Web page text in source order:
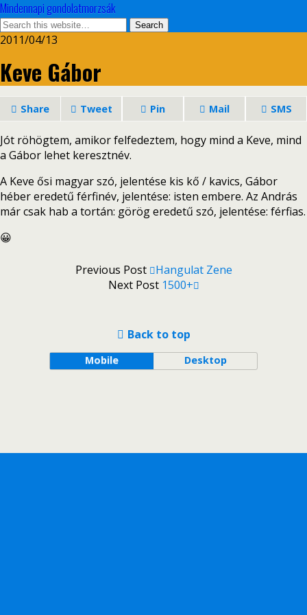
Mindennapi gondolatmorzsák
2011/04/13
Keve Gábor
Share Tweet Pin Mail SMS
Jót röhögtem, amikor felfedeztem, hogy mind a Keve, mind
a Gábor lehet keresztnév.
A Keve ősi magyar szó, jelentése kis kő / kavics, Gábor
héber eredetű férfinév, jelentése: isten embere. Az András
már csak hab a tortán: görög eredetű szó, jelentése: férfias.
😀
Previous Post
Hangulat Zene
Next Post 1500+
Back to top
Mobile Desktop